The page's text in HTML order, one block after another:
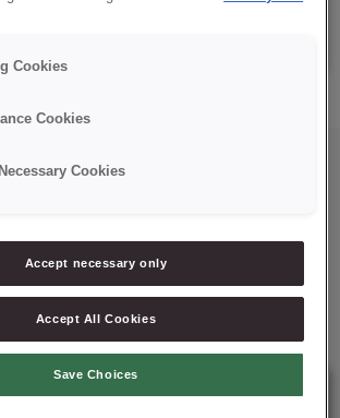
soluções para si
Cookies
Cookies
Cookies
Accept necessary only
Accept All Cookies
Save Choices